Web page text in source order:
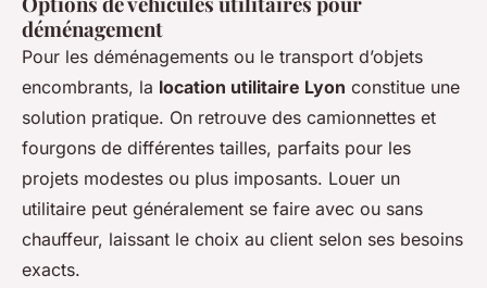
déménagement
Pour les déménagements ou le transport d’objets
encombrants, la location utilitaire Lyon constitue une
solution pratique. On retrouve des camionnettes et
fourgons de différentes tailles, parfaits pour les
projets modestes ou plus imposants. Louer un
utilitaire peut généralement se faire avec ou sans
chauffeur, laissant le choix au client selon ses besoins
exacts.